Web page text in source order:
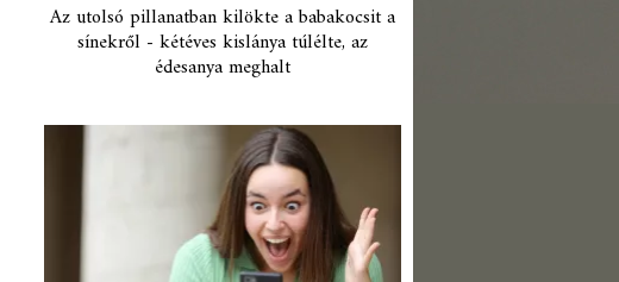
Az utolsó pillanatban kilökte a babakocsit a
sínekről - kétéves kislánya túlélte, az
édesanya meghalt